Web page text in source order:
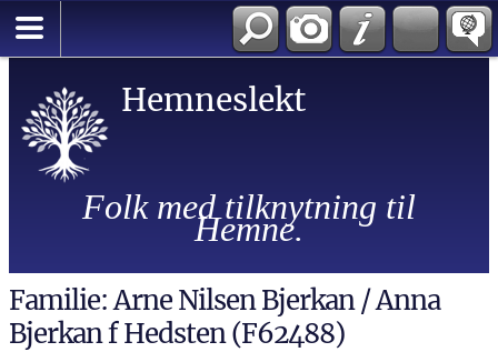
Hemneslekt
Folk med tilknytning til
Hemne.
Familie: Arne Nilsen Bjerkan / Anna
Bjerkan f Hedsten (F62488)